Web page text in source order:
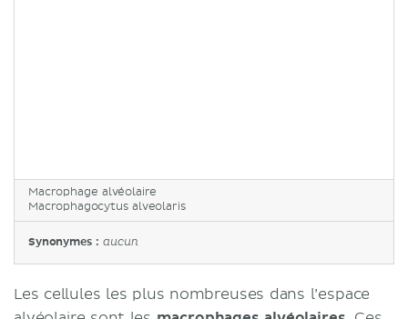
Macrophage alvéolaire
Macrophagocytus alveolaris
Synonymes :aucun
Les cellules les plus nombreuses dans l’espace